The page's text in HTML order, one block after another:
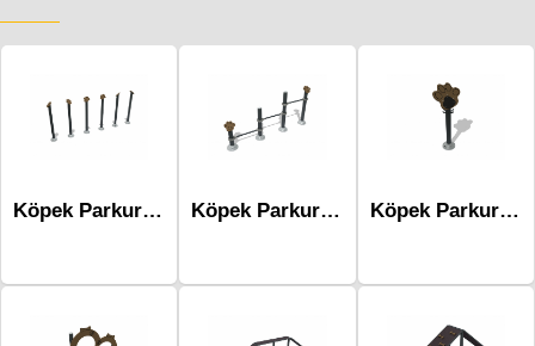
Köpek Parkurları Mdg-1003 Köpek Parkurları Mdg-1002 Köpek Parkurları Mdg-1001